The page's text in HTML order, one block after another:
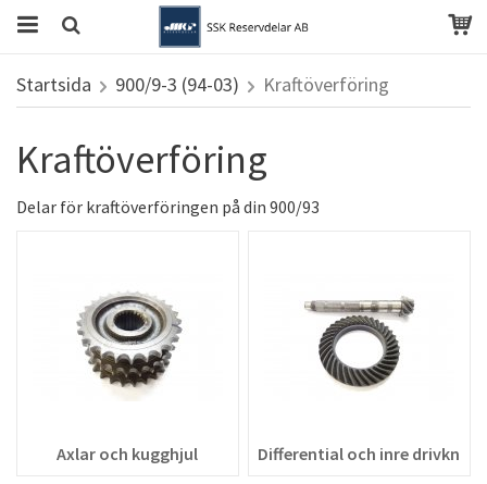
Startsida 900/9-3 (94-03) Kraftöverföring
Kraftöverföring
Delar för kraftöverföringen på din 900/93
Axlar och kugghjul Differential och inre drivknut